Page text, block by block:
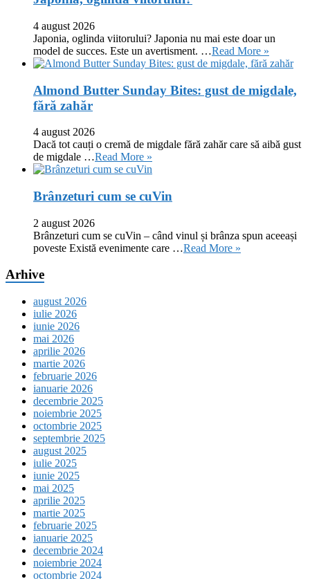
4 august 2026
Japonia, oglinda viitorului? Japonia nu mai este doar un
model de succes. Este un avertisment. …Read More »
Almond Butter Sunday Bites: gust de migdale,
fără zahăr
4 august 2026
Dacă tot cauți o cremă de migdale fără zahăr care să aibă gust
de migdale …Read More »
Brânzeturi cum se cuVin
2 august 2026
Brânzeturi cum se cuVin – când vinul și brânza spun aceeași
poveste Există evenimente care …Read More »
Arhive
august 2026
iulie 2026
iunie 2026
mai 2026
aprilie 2026
martie 2026
februarie 2026
ianuarie 2026
decembrie 2025
noiembrie 2025
octombrie 2025
septembrie 2025
august 2025
iulie 2025
iunie 2025
mai 2025
aprilie 2025
martie 2025
februarie 2025
ianuarie 2025
decembrie 2024
noiembrie 2024
octombrie 2024